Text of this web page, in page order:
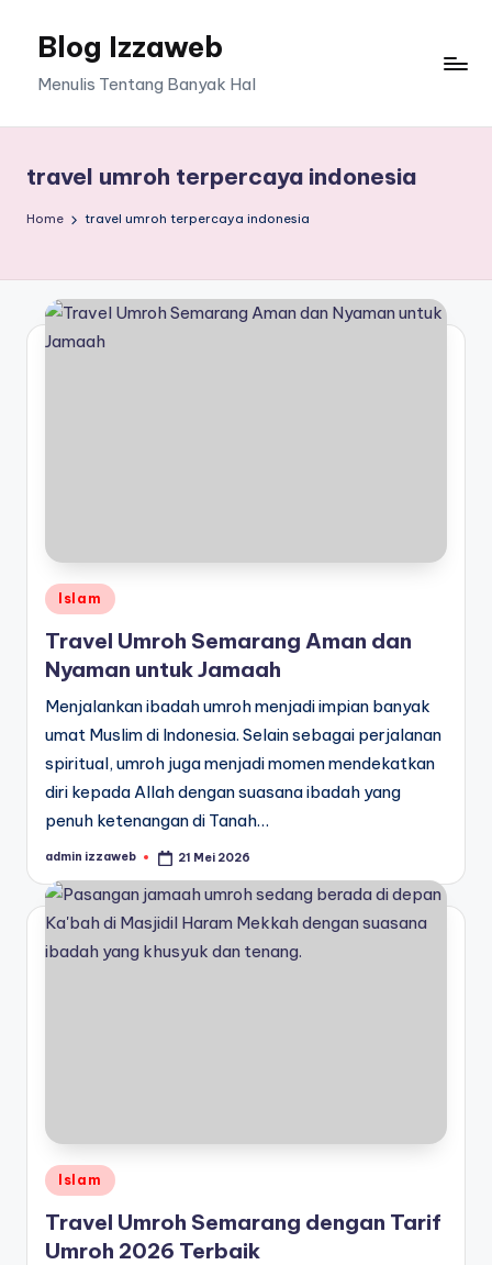
Blog Izzaweb
Menulis Tentang Banyak Hal
travel umroh terpercaya indonesia
Home travel umroh terpercaya indonesia
Posted
in
Islam
Travel Umroh Semarang Aman dan
Nyaman untuk Jamaah
Menjalankan ibadah umroh menjadi impian banyak
umat Muslim di Indonesia. Selain sebagai perjalanan
spiritual, umroh juga menjadi momen mendekatkan
diri kepada Allah dengan suasana ibadah yang
penuh ketenangan di Tanah…
Posted
admin izzaweb 21 Mei 2026
Posted
Islam
Travel Umroh Semarang dengan Tarif
Umroh 2026 Terbaik